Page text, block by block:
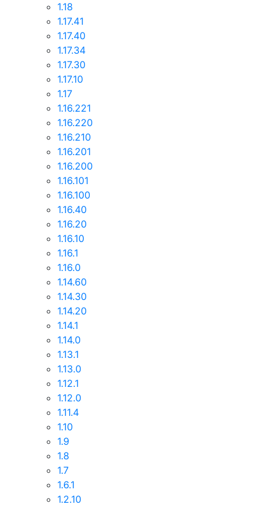
1.18
1.17.41
1.17.40
1.17.34
1.17.30
1.17.10
1.17
1.16.221
1.16.220
1.16.210
1.16.201
1.16.200
1.16.101
1.16.100
1.16.40
1.16.20
1.16.10
1.16.1
1.16.0
1.14.60
1.14.30
1.14.20
1.14.1
1.14.0
1.13.1
1.13.0
1.12.1
1.12.0
1.11.4
1.10
1.9
1.8
1.7
1.6.1
1.2.10